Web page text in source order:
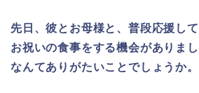
先日、彼とお母様と、普段応援し
お祝いの食事をする機会がありまし
なんてありがたいことでしょうか。